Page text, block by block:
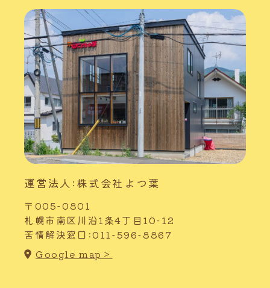
運営法人:株式会社よつ葉
〒005-0801
札幌市南区川沿1条4丁目10-12
苦情解決窓口:011-596-8867
Google map＞